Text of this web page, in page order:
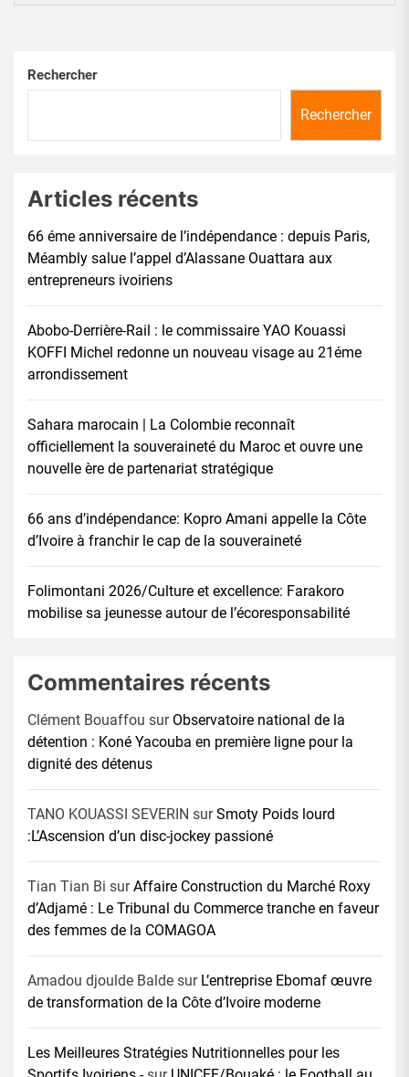
Rechercher
Rechercher
Articles récents
66 éme anniversaire de l’indépendance : depuis Paris,
Méambly salue l’appel d’Alassane Ouattara aux
entrepreneurs ivoiriens
Abobo-Derrière-Rail : le commissaire YAO Kouassi
KOFFI Michel redonne un nouveau visage au 21éme
arrondissement
Sahara marocain | La Colombie reconnaît
officiellement la souveraineté du Maroc et ouvre une
nouvelle ère de partenariat stratégique
66 ans d’indépendance: Kopro Amani appelle la Côte
d’Ivoire à franchir le cap de la souveraineté
Folimontani 2026/Culture et excellence: Farakoro
mobilise sa jeunesse autour de l’écoresponsabilité
Commentaires récents
Clément Bouaffou sur Observatoire national de la
détention : Koné Yacouba en première ligne pour la
dignité des détenus
TANO KOUASSI SEVERIN surSmoty Poids lourd
:L’Ascension d’un disc-jockey passioné
Tian Tian Bi surAffaire Construction du Marché Roxy
d’Adjamé : Le Tribunal du Commerce tranche en faveur
des femmes de la COMAGOA
Amadou djoulde Balde sur L’entreprise Ebomaf œuvre
de transformation de la Côte d’Ivoire moderne
Les Meilleures Stratégies Nutritionnelles pour les